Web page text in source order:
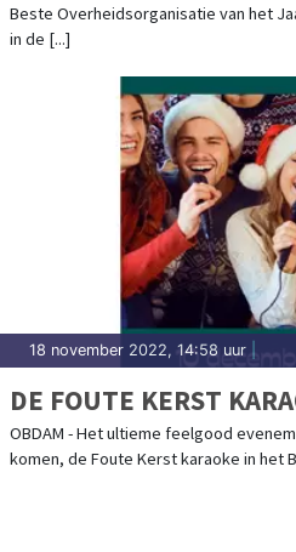
Beste Overheidsorganisatie van het
in de [...]
18 november 2022, 14:58 uur
DE FOUTE KERST
OBDAM - Het ultieme feelgood
komen, de Foute Kerst karaoke in het